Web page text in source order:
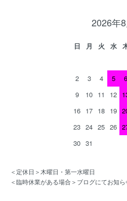
2026年8
日 月 火 水
2
3 4 5 6
9
10 11 12
16 17 18 19
23 24 25 26
30 31
＜定休日＞木曜日・第一水曜日
＜臨時休業がある場合＞ブログにてお知ら